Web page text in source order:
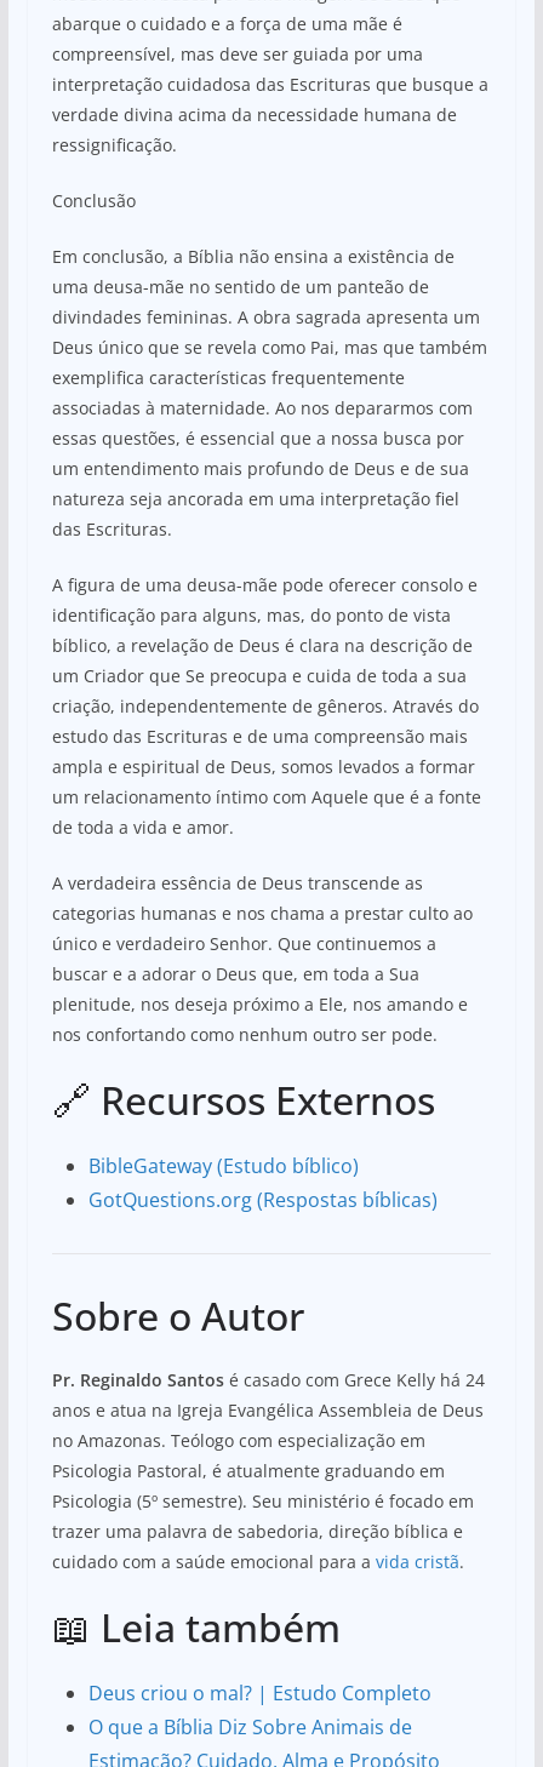
abarque o cuidado e a força de uma mãe é
compreensível, mas deve ser guiada por uma
interpretação cuidadosa das Escrituras que busque a
verdade divina acima da necessidade humana de
ressignificação.
Conclusão
Em conclusão, a Bíblia não ensina a existência de
uma deusa-mãe no sentido de um panteão de
divindades femininas. A obra sagrada apresenta um
Deus único que se revela como Pai, mas que também
exemplifica características frequentemente
associadas à maternidade. Ao nos depararmos com
essas questões, é essencial que a nossa busca por
um entendimento mais profundo de Deus e de sua
natureza seja ancorada em uma interpretação fiel
das Escrituras.
A figura de uma deusa-mãe pode oferecer consolo e
identificação para alguns, mas, do ponto de vista
bíblico, a revelação de Deus é clara na descrição de
um Criador que Se preocupa e cuida de toda a sua
criação, independentemente de gêneros. Através do
estudo das Escrituras e de uma compreensão mais
ampla e espiritual de Deus, somos levados a formar
um relacionamento íntimo com Aquele que é a fonte
de toda a vida e amor.
A verdadeira essência de Deus transcende as
categorias humanas e nos chama a prestar culto ao
único e verdadeiro Senhor. Que continuemos a
buscar e a adorar o Deus que, em toda a Sua
plenitude, nos deseja próximo a Ele, nos amando e
nos confortando como nenhum outro ser pode.
🔗 Recursos Externos
BibleGateway (Estudo bíblico)
GotQuestions.org (Respostas bíblicas)
Sobre o Autor
Pr. Reginaldo Santosé casado com Grece Kelly há 24
anos e atua na Igreja Evangélica Assembleia de Deus
no Amazonas. Teólogo com especialização em
Psicologia Pastoral, é atualmente graduando em
Psicologia (5º semestre). Seu ministério é focado em
trazer uma palavra de sabedoria, direção bíblica e
cuidado com a saúde emocional para a vida cristã.
📖 Leia também
Deus criou o mal? | Estudo Completo
O que a Bíblia Diz Sobre Animais de
Estimação? Cuidado, Alma e Propósito